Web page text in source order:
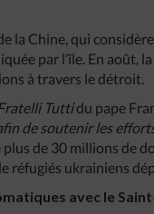
la Chine, qui
par l’île. En août,
à travers le détroit.
Tuttidu pape
de soutenir les
de 30 millions de
réfugiés ukrainiens
avec le